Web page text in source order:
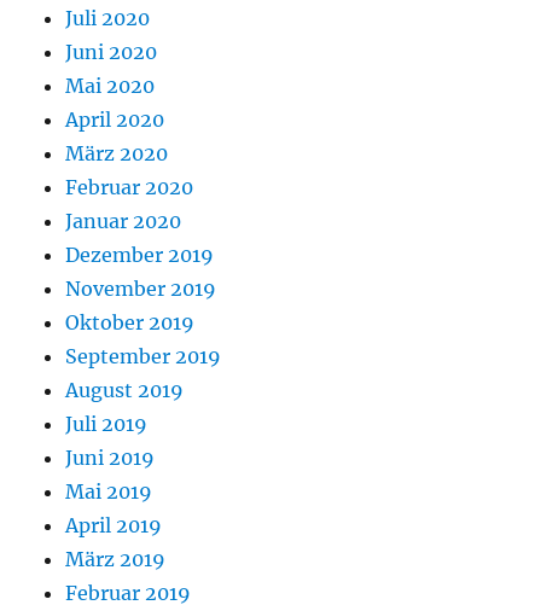
Juli 2020
Juni 2020
Mai 2020
April 2020
März 2020
Februar 2020
Januar 2020
Dezember 2019
November 2019
Oktober 2019
September 2019
August 2019
Juli 2019
Juni 2019
Mai 2019
April 2019
März 2019
Februar 2019